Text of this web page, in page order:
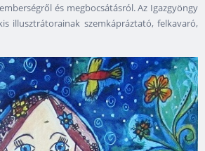
és megbocsátásról. Az Igazgyöngy
illusztrátorainak szemkápráztató, felkavaró,